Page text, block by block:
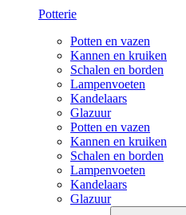
Potterie
Potten en vazen
Kannen en kruiken
Schalen en borden
Lampenvoeten
Kandelaars
Glazuur
Potten en vazen
Kannen en kruiken
Schalen en borden
Lampenvoeten
Kandelaars
Glazuur